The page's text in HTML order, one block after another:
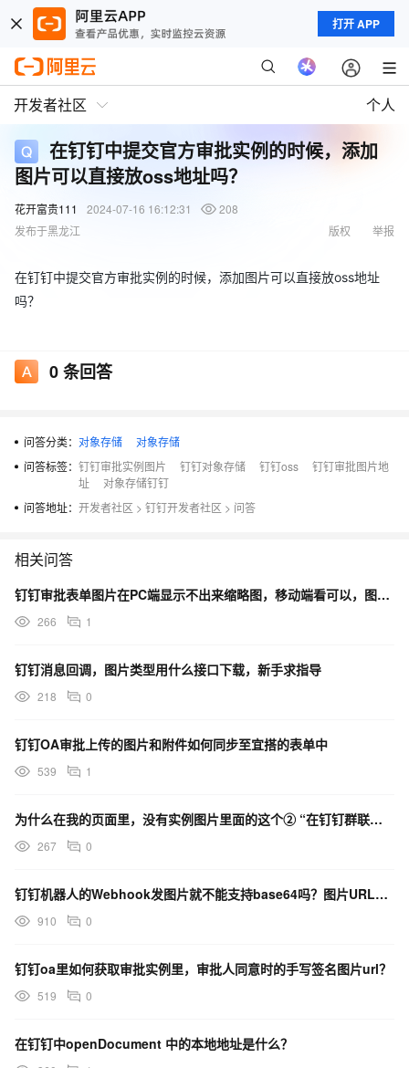
打开 APP
开发者社区 个人
在钉钉中提交官方审批实例的时候，添加
图片可以直接放oss地址吗？
花开富贵111 2024-07-16 16:12:31
208
发布于黑龙江
举报
版权
在钉钉中提交官方审批实例的时候，添加图片可以直接放oss地址
吗？
0条回答
问答分类： 对象存储
对象存储
问答标签： 钉钉审批实例图片 钉钉对象存储 钉钉oss
钉钉审批图片地
址
对象存储钉钉
问答地址： 开发者社区 > 钉钉开发者社区 > 问答
相关问答
钉钉审批表单图片在PC端显示不出来缩略图，移动端看可以，图片是OSS生成的链接图片。
266 1
钉钉消息回调，图片类型用什么接口下载，新手求指导
218 0
钉钉OA审批上传的图片和附件如何同步至宜搭的表单中
539 1
为什么在我的页面里，没有实例图片里面的这个② “在钉钉群联中与通义百炼模型对话”的选项？
267 0
钉钉机器人的Webhook发图片就不能支持base64吗？图片URL成本太高了
910 0
钉钉oa里如何获取审批实例里，审批人同意时的手写签名图片url？
519 0
在钉钉中openDocument 中的本地地址是什么？